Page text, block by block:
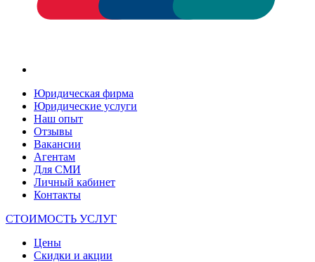
Юридическая фирма
Юридические услуги
Наш опыт
Отзывы
Вакансии
Агентам
Для СМИ
Личный кабинет
Контакты
СТОИМОСТЬ УСЛУГ
Цены
Скидки и акции